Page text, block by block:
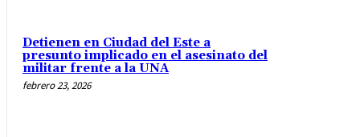
Detienen en Ciudad del Este a
presunto implicado en el asesinato del
militar frente a la UNA
febrero 23, 2026